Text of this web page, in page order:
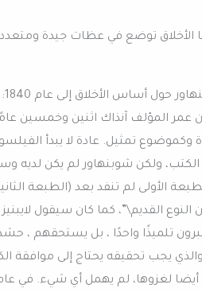
الأخلاق توضع في عظات جيدة
وكموضوع تمثيل. عادة لا يبدأ
الكتب، ولكن شوبنهاور لم يكن لديه
القديم\”، كما كان سيقول
تلميذًا واحدًا ، بل يستحقهم ،
يجب تحقيقه يحتاج إلى موافقة